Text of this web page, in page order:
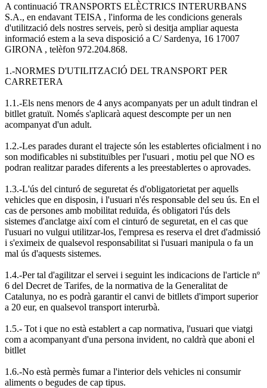
A continuació TRANSPORTS ELÈCTRICS INTERURBANS
S.A., en endavant TEISA , l'informa de les condicions generals
d'utilització dels nostres serveis, però si desitja ampliar aquesta
informació estem a la seva disposició a C/ Sardenya, 16 17007
GIRONA , telèfon 972.204.868.
1.-NORMES D'UTILITZACIÓ DEL TRANSPORT PER
CARRETERA
1.1.-Els nens menors de 4 anys acompanyats per un adult tindran el
bitllet gratuït. Només s'aplicarà aquest descompte per un nen
acompanyat d'un adult.
1.2.-Les parades durant el trajecte són les establertes oficialment i no
son modificables ni substituïbles per l'usuari , motiu pel que NO es
podran realitzar parades diferents a les preestablertes o aprovades.
1.3.-L'ús del cinturó de seguretat és d'obligatorietat per aquells
vehicles que en disposin, i l'usuari n'és responsable del seu ús. En el
cas de persones amb mobilitat reduïda, és obligatori l'ús dels
sistemes d'anclatge així com el cinturó de seguretat, en el cas que
l'usuari no vulgui utilitzar-los, l'empresa es reserva el dret d'admissió
i s'eximeix de qualsevol responsabilitat si l'usuari manipula o fa un
mal ús d'aquests sistemes.
1.4.-Per tal d'agilitzar el servei i seguint les indicacions de l'article nº
6 del Decret de Tarifes, de la normativa de la Generalitat de
Catalunya, no es podrà garantir el canvi de bitllets d'import superior
a 20 eur, en qualsevol transport interurbà.
1.5.- Tot i que no està establert a cap normativa, l'usuari que viatgi
com a acompanyant d'una persona invident, no caldrà que aboni el
bitllet
1.6.-No està permès fumar a l'interior dels vehicles ni consumir
aliments o begudes de cap tipus.